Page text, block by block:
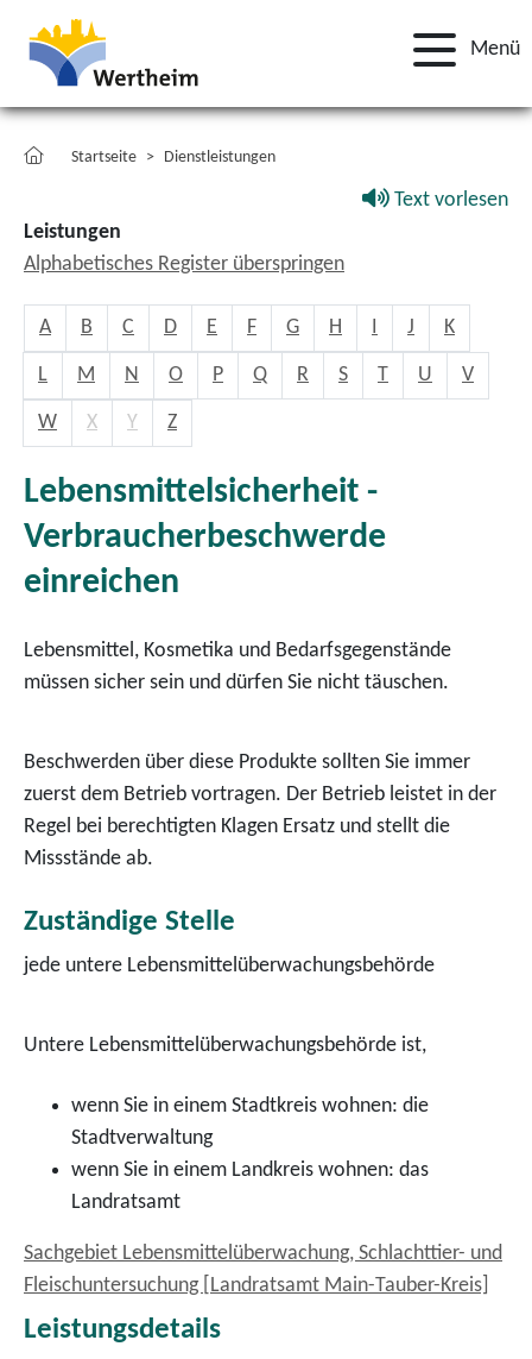
Menü
Startseite Dienstleistungen
Text vorlesen
Leistungen
Alphabetisches Register überspringen
A B C D E F G H I J K
L M N O P Q R S T U V
W X Y Z
Lebensmittelsicherheit -
Verbraucherbeschwerde
einreichen
Lebensmittel, Kosmetika und Bedarfsgegenstände
müssen sicher sein und dürfen Sie nicht täuschen.
Beschwerden über diese Produkte sollten Sie immer
zuerst dem Betrieb vortragen. Der Betrieb leistet in der
Regel bei berechtigten Klagen Ersatz und stellt die
Missstände ab.
Zuständige Stelle
jede untere Lebensmittelüberwachungsbehörde
Untere Lebensmittelüberwachungsbehörde ist,
wenn Sie in einem Stadtkreis wohnen: die
Stadtverwaltung
wenn Sie in einem Landkreis wohnen: das
Landratsamt
Sachgebiet Lebensmittelüberwachung, Schlachttier- und
Fleischuntersuchung [Landratsamt Main-Tauber-Kreis]
Leistungsdetails